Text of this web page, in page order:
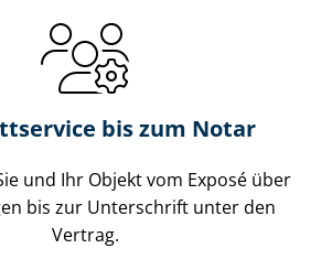
bis zum Notar
und Ihr Objekt vom Exposé über
bis zur Unterschrift unter den
Vertrag.